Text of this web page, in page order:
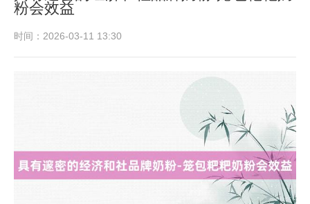
粉会效益
时间：2026-03-11 13:30